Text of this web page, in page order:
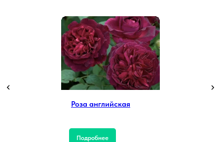
Роза английская
Подробнее